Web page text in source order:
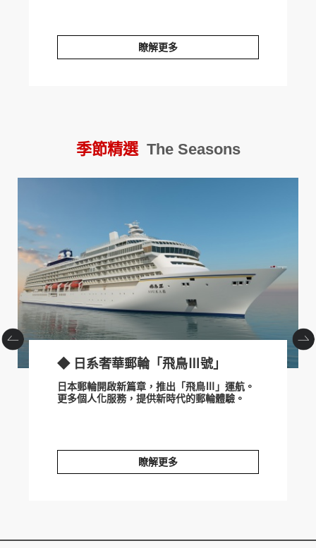
瞭解更多
季節精選 The Seasons
◆ 日系奢華郵輪「飛鳥Ⅲ號」
日本郵輪開啟新篇章，推出「飛鳥Ⅲ」運航。
更多個人化服務，提供新時代的郵輪體驗。
瞭解更多